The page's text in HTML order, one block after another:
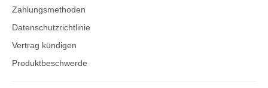
Zahlungsmethoden
Datenschutzrichtlinie
Vertrag kündigen
Produktbeschwerde